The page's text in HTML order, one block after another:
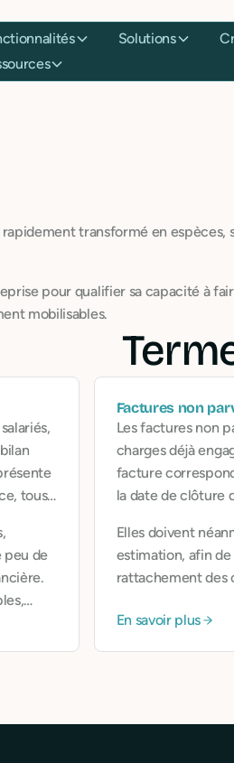
Solutions
transformé en espèces,
pour qualifier sa capacité à
mobilisables.
tous
peu de
Factures non
Les factures non
charges déjà
facture
la date de clôture
Elles doivent
estimation, afin
rattachement des
En savoir plus